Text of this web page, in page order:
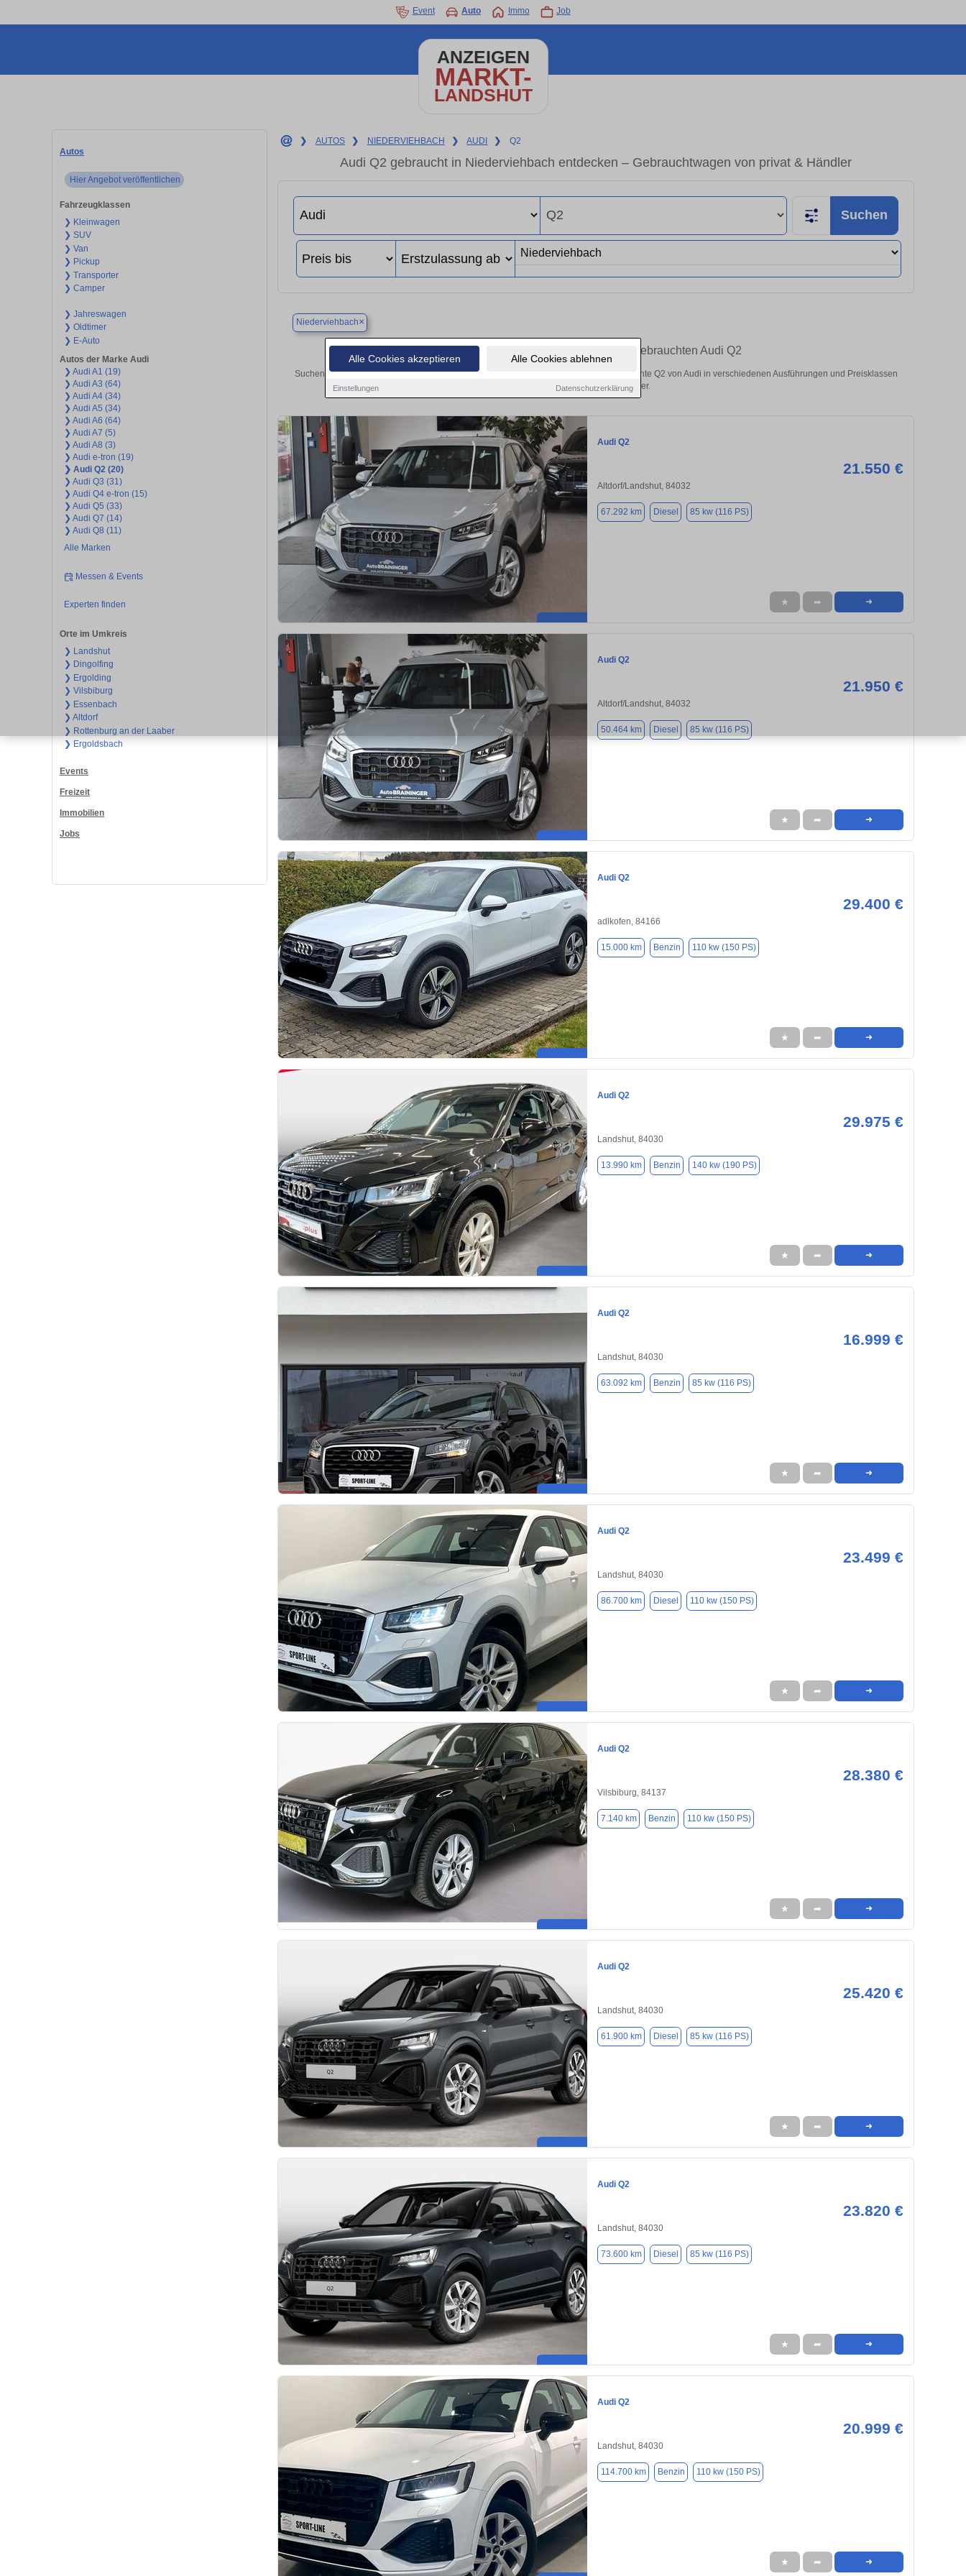
Alle Cookies akzeptieren Alle Cookies ablehnen
Einstellungen Datenschutzerklärung
Event Auto Immo Job
ANZEIGEN
MARKT-
LANDSHUT
Autos
Hier Angebot veröffentlichen
Fahrzeugklassen
❯ Kleinwagen
❯ SUV
❯ Van
❯ Pickup
❯ Transporter
❯ Camper
❯ Jahreswagen
❯ Oldtimer
❯ E-Auto
Autos der Marke Audi
❯ Audi A1 (19)
❯ Audi A3 (64)
❯ Audi A4 (34)
❯ Audi A5 (34)
❯ Audi A6 (64)
❯ Audi A7 (5)
❯ Audi A8 (3)
❯ Audi e-tron (19)
❯ Audi Q2 (20)
❯ Audi Q3 (31)
❯ Audi Q4 e-tron (15)
❯ Audi Q5 (33)
❯ Audi Q7 (14)
❯ Audi Q8 (11)
Alle Marken
Messen & Events
Experten finden
Orte im Umkreis
❯ Landshut
❯ Dingolfing
❯ Ergolding
❯ Vilsbiburg
❯ Essenbach
❯ Altdorf
❯ Rottenburg an der Laaber
❯ Ergoldsbach
Events
Freizeit
Immobilien
Jobs
❯ AUTOS ❯ NIEDERVIEHBACH ❯ AUDI ❯ Q2
Audi Q2 gebraucht in Niederviehbach entdecken – Gebrauchtwagen von privat & Händler
Suchen
Niederviehbach×
Finden Sie in Niederviehbach Ihren gebrauchten Audi Q2
Suchen Sie in Niederviehbach einen Audi Q2 Gebrauchtwagen? Entdecken Sie gebrauchte Q2 von Audi in verschiedenen Ausführungen und Preisklassen
von privat und vom Händler.
Audi Q2
21.550 €
Altdorf/Landshut, 84032
67.292 km Diesel 85 kw (116 PS)
★ ➦ ➜
Audi Q2
21.950 €
Altdorf/Landshut, 84032
50.464 km Diesel 85 kw (116 PS)
★ ➦ ➜
Audi Q2
29.400 €
adlkofen, 84166
15.000 km Benzin 110 kw (150 PS)
★ ➦ ➜
Audi Q2
29.975 €
Landshut, 84030
13.990 km Benzin 140 kw (190 PS)
★ ➦ ➜
Audi Q2
16.999 €
Landshut, 84030
63.092 km Benzin 85 kw (116 PS)
★ ➦ ➜
Audi Q2
23.499 €
Landshut, 84030
86.700 km Diesel 110 kw (150 PS)
★ ➦ ➜
Audi Q2
28.380 €
Vilsbiburg, 84137
7.140 km Benzin 110 kw (150 PS)
★ ➦ ➜
Audi Q2
25.420 €
Landshut, 84030
61.900 km Diesel 85 kw (116 PS)
★ ➦ ➜
Audi Q2
23.820 €
Landshut, 84030
73.600 km Diesel 85 kw (116 PS)
★ ➦ ➜
Audi Q2
20.999 €
Landshut, 84030
114.700 km Benzin 110 kw (150 PS)
★ ➦ ➜